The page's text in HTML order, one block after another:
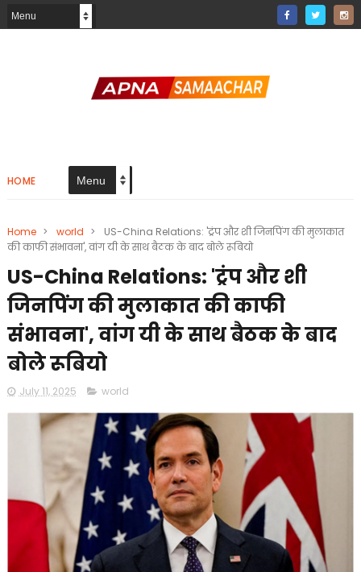
HOME
Home > world >
US-China Relations: 'ट्रंप और शी जिनपिंग की मुलाकात
की काफी संभावना', वांग यी के साथ बैठक के बाद बोले रूबियो
US-China Relations: 'ट्रंप और शी
जिनपिंग की मुलाकात की काफी
संभावना', वांग यी के साथ बैठक के बाद
बोले रूबियो
July 11, 2025 world